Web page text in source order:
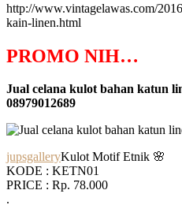
http://www.vintagelawas.com/
kain-linen.html
PROMO NIH…
Jual celana kulot bahan katun
08979012689
jupsgalleryKulot Motif Etnik 🌸
KODE : KETN01
PRICE : Rp. 78.000
.